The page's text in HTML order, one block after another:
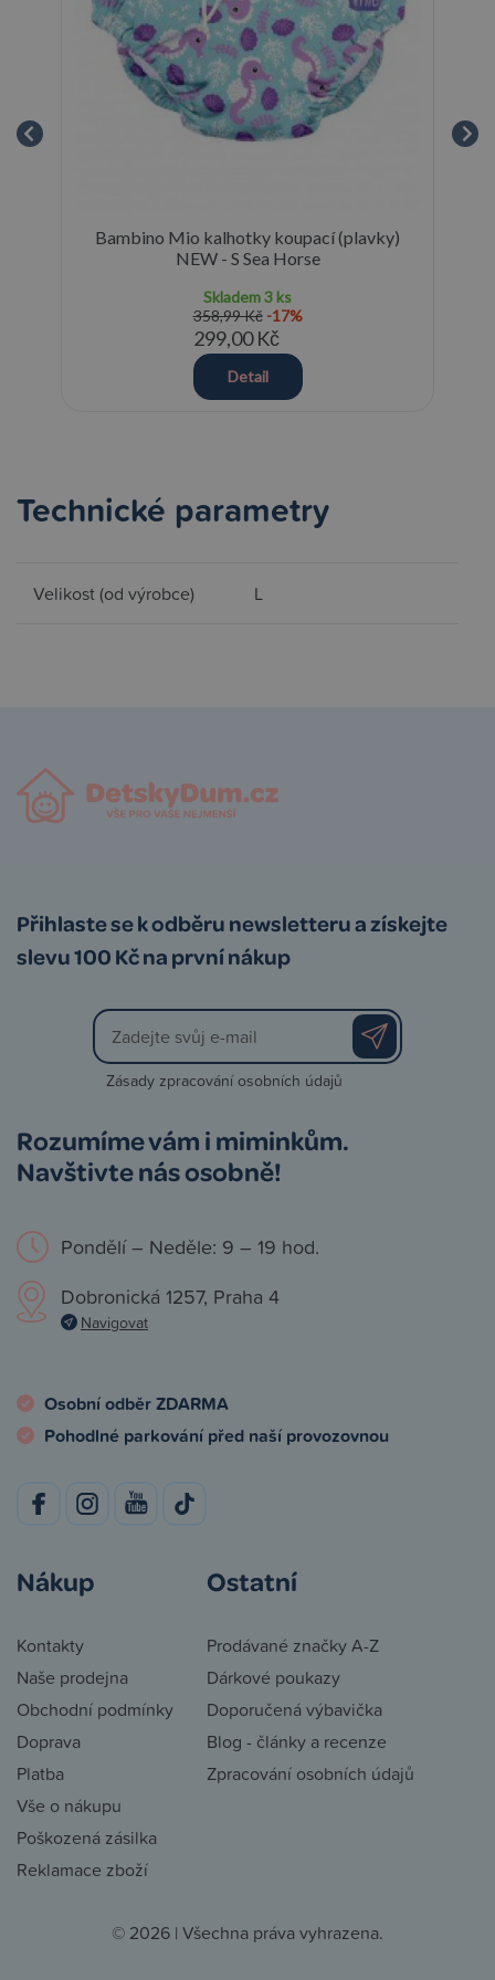
Bambino Mio kalhotky koupací (plavky)
NEW - S Sea Horse
Skladem3 ks
358,99 Kč -17%
299,00 Kč
Detail
Technické parametry
Velikost (od výrobce) L
Přihlaste se k odběru newsletteru a získejte
slevu 100 Kč na první nákup
Zásady zpracování osobních údajů
Rozumíme vám i miminkům.
Navštivte nás osobně!
Pondělí – Neděle: 9 – 19 hod.
Dobronická 1257, Praha 4
Navigovat
Osobní odběr ZDARMA
Pohodlné parkování před naší provozovnou
Nákup
Kontakty
Naše prodejna
Obchodní podmínky
Doprava
Platba
Vše o nákupu
Poškozená zásilka
Reklamace zboží
Ostatní
Prodávané značky A-Z
Dárkové poukazy
Doporučená výbavička
Blog - články a recenze
Zpracování osobních údajů
© 2026 | Všechna práva vyhrazena.